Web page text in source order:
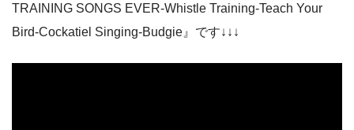
TRAINING SONGS EVER-Whistle Training-Teach Your
Bird-Cockatiel Singing-Budgie』です↓↓↓